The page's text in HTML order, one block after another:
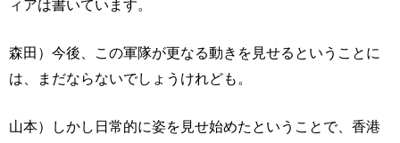
ィアは書いています。
森田）今後、この軍隊が更なる動きを見せるということに
は、まだならないでしょうけれども。
山本）しかし日常的に姿を見せ始めたということで、香港